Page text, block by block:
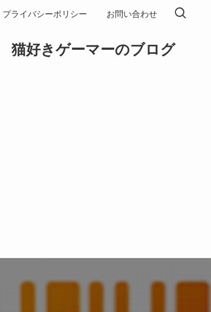
猫好きゲーマーのブログ
プライバシーポリシー お問い合わせ